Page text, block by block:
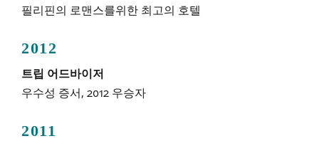
필리핀의 로맨스를위한 최고의 호텔
2012
트립 어드바이저
우수성 증서, 2012 우승자
2011